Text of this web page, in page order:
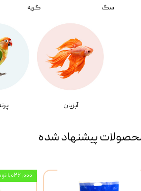
سگ گربه
آبزیان
پیشنهاد شده
۱,۰۲۶,۰۰۰ تومان